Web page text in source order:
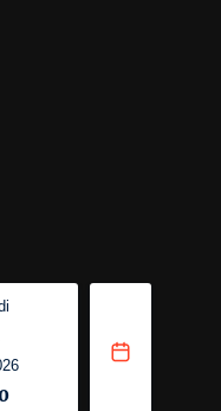
du collectionneur